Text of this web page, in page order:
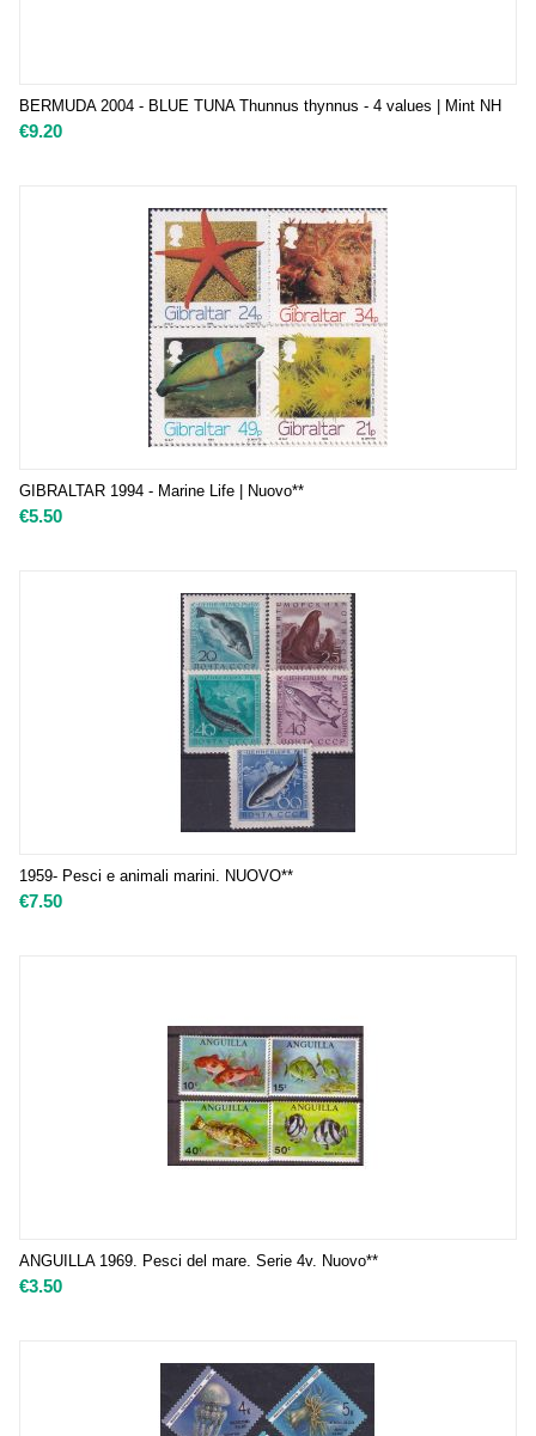
BERMUDA 2004 - BLUE TUNA Thunnus thynnus - 4 values | Mint NH
€9.20
GIBRALTAR 1994 - Marine Life | Nuovo**
€5.50
1959- Pesci e animali marini. NUOVO**
€7.50
ANGUILLA 1969. Pesci del mare. Serie 4v. Nuovo**
€3.50